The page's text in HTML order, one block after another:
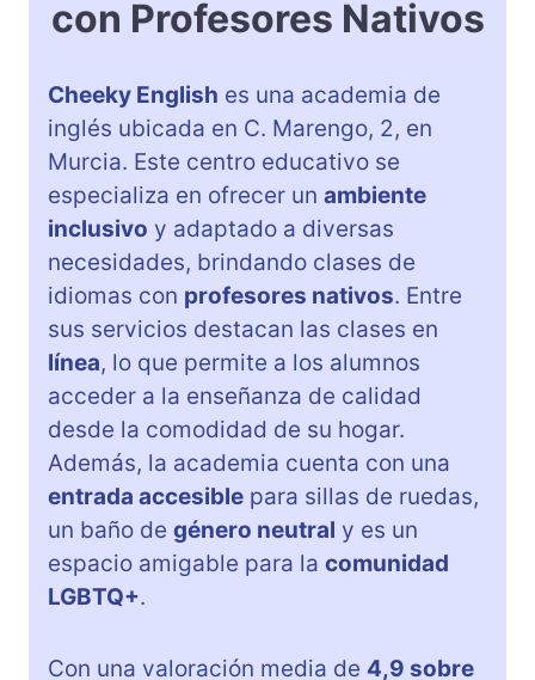
con Profesores Nativos
Cheeky English es una academia de
inglés ubicada en C. Marengo, 2, en
Murcia. Este centro educativo se
especializa en ofrecer un ambiente
inclusivo y adaptado a diversas
necesidades, brindando clases de
idiomas con profesores nativos. Entre
sus servicios destacan las clases en
línea, lo que permite a los alumnos
acceder a la enseñanza de calidad
desde la comodidad de su hogar.
Además, la academia cuenta con una
entrada accesible para sillas de ruedas,
un baño de género neutral y es un
espacio amigable para la comunidad
LGBTQ+.
Con una valoración media de 4,9 sobre